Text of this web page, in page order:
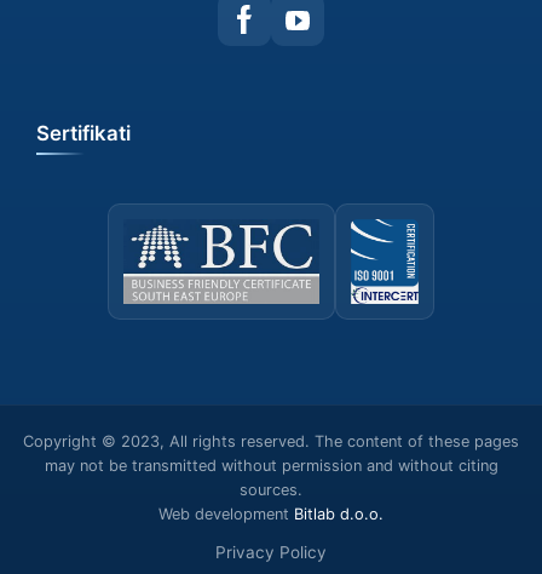
Sertifikati
Copyright © 2023, All rights reserved. The content of these pages
may not be transmitted without permission and without citing
sources.
Web development Bitlab d.o.o.
Privacy Policy